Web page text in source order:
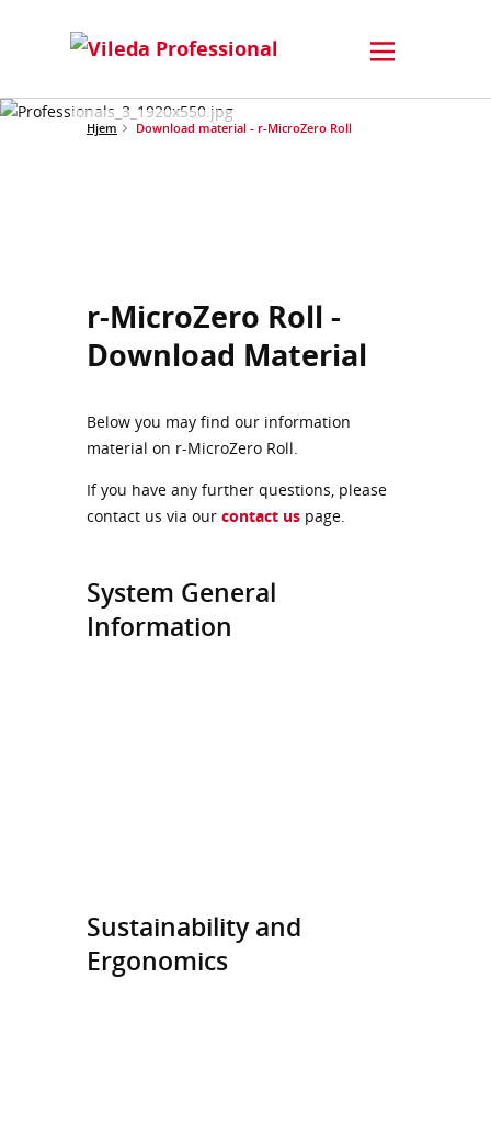
Hjem Download material - r-MicroZero Roll
r-MicroZero Roll -
Download Material
Below you may find our information
material on r-MicroZero Roll.
If you have any further questions, please
contact us via our contact us page.
System General
Information
Sustainability and
Ergonomics